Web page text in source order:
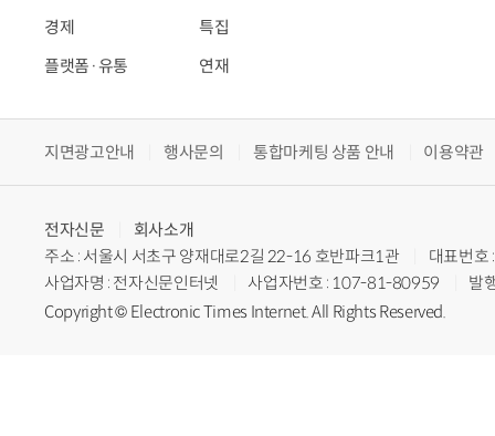
경제
플랫폼·유통
특집
연재
지면광고안내 행사문의 통합마케팅 상품 안내 이용약관
전자신문
회사소개
주소 : 서울시 서초구 양재대로2길 22-16 호반파크1관
대표번
사업자명 : 전자신문인터넷
사업자번호 : 107-81-80959
발
Copyright © Electronic Times Internet. All Rights Reserved.